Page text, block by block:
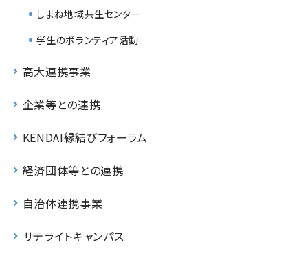
しまね地域共生センター
学生のボランティア活動
高大連携事業
企業等との連携
KENDAI縁結びフォーラム
経済団体等との連携
自治体連携事業
サテライトキャンパス